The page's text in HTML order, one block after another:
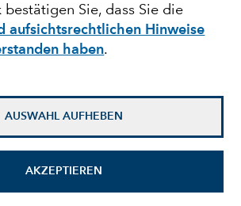
bestätigen Sie, dass Sie die
aufsichtsrechtlichen Hinweise
haben.
AUSWAHL AUFHEBEN
AKZEPTIEREN
in den
die man sich